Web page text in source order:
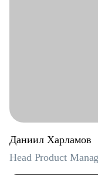
Даниил Харламов
Head Product